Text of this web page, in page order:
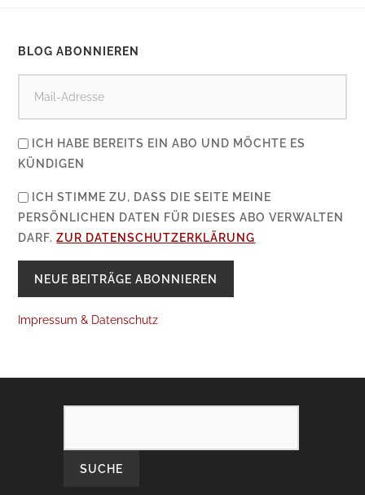
BLOG ABONNIEREN
ICH HABE BEREITS EIN ABO UND MÖCHTE ES
KÜNDIGEN
ICH STIMME ZU, DASS DIE SEITE MEINE
PERSÖNLICHEN DATEN FÜR DIESES ABO VERWALTEN
DARF.ZUR DATENSCHUTZERKLÄRUNG
Impressum & Datenschutz
SEARCH